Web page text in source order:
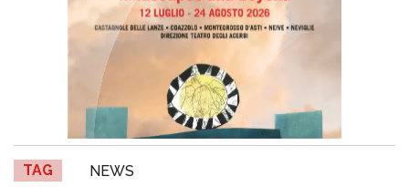
TAG NEWS